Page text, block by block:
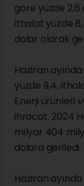
göre yüzde
ithalat yüzde
dolar olarak
Haziran
yüzde 9,4,
Enerji ürünleri
ihracat, 2024
milyar 404
dolara geriledi.
Haziran